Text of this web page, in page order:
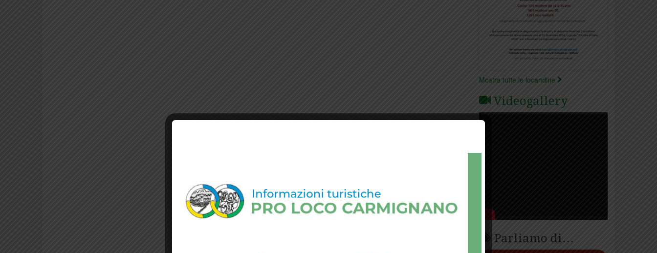
Mostra tutte le locandine
Videogallery
Parliamo di…